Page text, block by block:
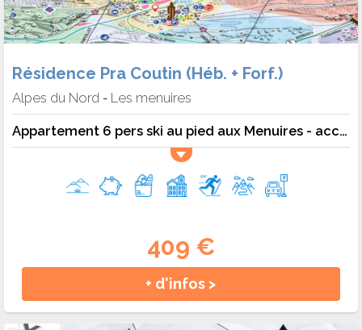
Résidence Pra Coutin (Héb. + Forf.)
Alpes du Nord - Les menuires
Appartement 6 pers ski au pied aux Menuires - accès 3 Vallées - 6 pers. - 44m2 - TV
409 €
+ d'infos >